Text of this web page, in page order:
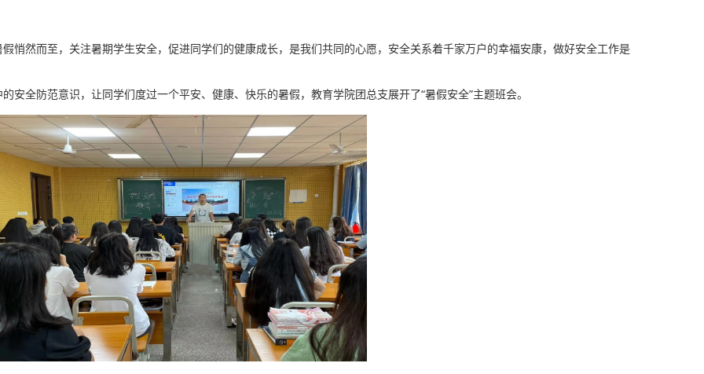
然而至，关注暑期学生安全，促进同学们的健康成长，是我们共同的心愿，安全关系着千家万户的幸福安康，做好安全工作是
全防范意识，让同学们度过一个平安、健康、快乐的暑假，教育学院团总支展开了“暑假安全”主题班会。